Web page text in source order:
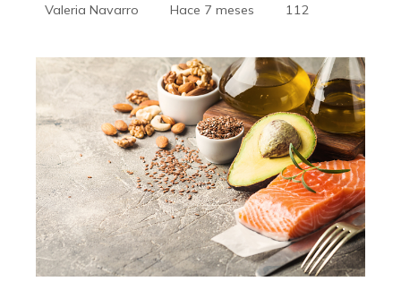
Valeria Navarro Hace 7 meses 112